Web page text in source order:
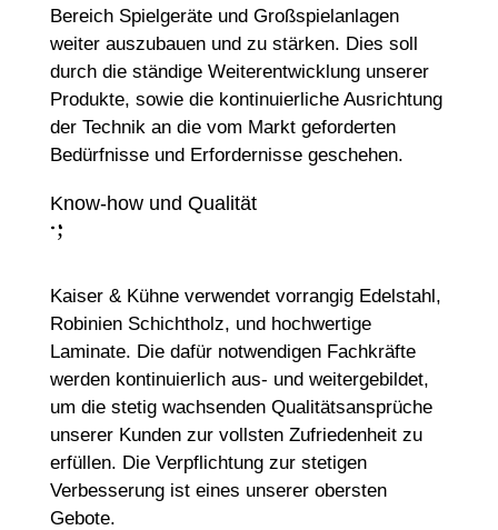
Bereich Spielgeräte und Großspielanlagen
weiter auszubauen und zu stärken. Dies soll
durch die ständige Weiterentwicklung unserer
Produkte, sowie die kontinuierliche Ausrichtung
der Technik an die vom Markt geforderten
Bedürfnisse und Erfordernisse geschehen.
Know-how und Qualität
:
;
Kaiser & Kühne verwendet vorrangig Edelstahl,
Robinien Schichtholz, und hochwertige
Laminate. Die dafür notwendigen Fachkräfte
werden kontinuierlich aus- und weitergebildet,
um die stetig wachsenden Qualitätsansprüche
unserer Kunden zur vollsten Zufriedenheit zu
erfüllen. Die Verpflichtung zur stetigen
Verbesserung ist eines unserer obersten
Gebote.